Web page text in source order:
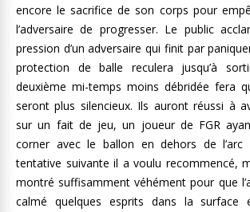
encore le sacrifice de son corps pour
l’adversaire de progresser. Le public
pression d’un adversaire qui finit par
protection de balle reculera jusqu’à
deuxième mi-temps moins débridée fera
seront plus silencieux. Ils auront réussi à
sur un fait de jeu, un joueur de FGR
corner avec le ballon en dehors de
tentative suivante il a voulu recommencé,
montré suffisamment véhément pour que
calmé quelques esprits dans la surface